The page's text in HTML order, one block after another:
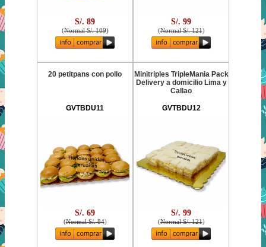
S/. 89
(Normal S/. 109)
S/. 99
(Normal S/. 121)
20 petitpans con pollo
GVTBDU11
S/. 69
(Normal S/. 84)
Minitriples TripleMania Pack
Delivery a domicilio Lima y
Callao
GVTBDU12
S/. 99
(Normal S/. 121)